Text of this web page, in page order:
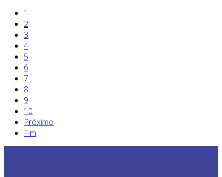
1
2
3
4
5
6
7
8
9
10
Próximo
Fim